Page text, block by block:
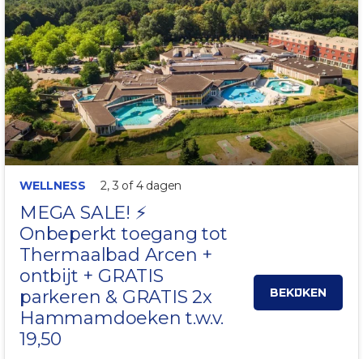
WELLNESS 2, 3 of 4 dagen
MEGA SALE! ⚡
Onbeperkt toegang tot
Thermaalbad Arcen +
ontbijt + GRATIS
parkeren & GRATIS 2x
Hammamdoeken t.w.v.
19,50
BEKIJKEN